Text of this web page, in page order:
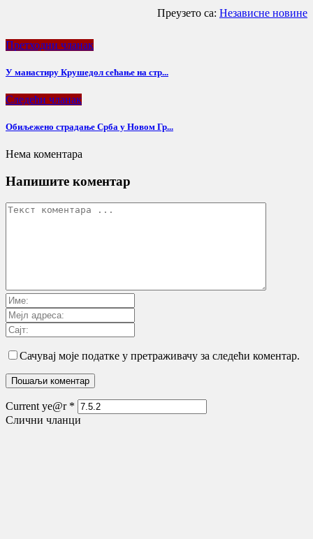
Преузето са: Независне новине
Претходни чланак
У манастиру Крушедол сећање на стр...
Следећи чланак
Обиљежено страдањe Срба у Новом Гр...
Нема коментара
Напишите коментар
Сачувај моје податке у претраживачу за следећи коментар.
Current ye@r *
Слични чланци